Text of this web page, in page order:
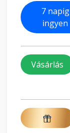
7 napig
ingyen
Vásárlás